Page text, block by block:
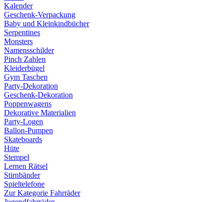
Kalender
Geschenk-Verpackung
Baby und Kleinkindbücher
Serpentines
Monsters
Namensschilder
Pinch Zahlen
Kleiderbügel
Gym Taschen
Party-Dekoration
Geschenk-Dekoration
Poppenwagens
Dekorative Materialien
Party-Logen
Ballon-Pumpen
Skateboards
Hüte
Stempel
Lernen Rätsel
Stirnbänder
Spieltelefone
Zur Kategorie Fahrräder